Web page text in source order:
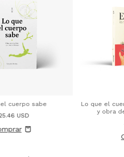
cuerpo sabe
USD
Lo que el
y obra